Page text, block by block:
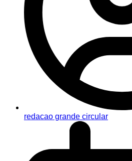
redacao grande circular